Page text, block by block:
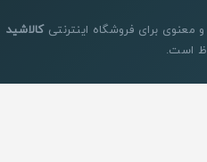
کالاشید
است.